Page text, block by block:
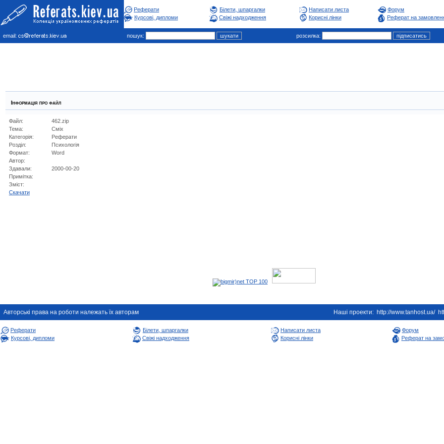
Реферати Білети, шпаргалки Написати листа
Форум
Курсові, дипломи
Свіжі надходження Корисні лінки Реферат на
email: пошук: розсилка:
Інформація про файл
Файл:
462.zip
Тема:
Сміх
Категорія:
Реферати
Розділ:
Психологiя
Формат:
Word
Автор:
Здавали:
2000-00-20
Примітка:
Зміст:
Cкачати
Авторськi права на роботи належать їх авторам Наші проекти: http://www.tanhost.ua/
Реферати Білети, шпаргалки Написати листа
Форум
Курсові, дипломи
Свіжі надходження Корисні лінки Реферат на